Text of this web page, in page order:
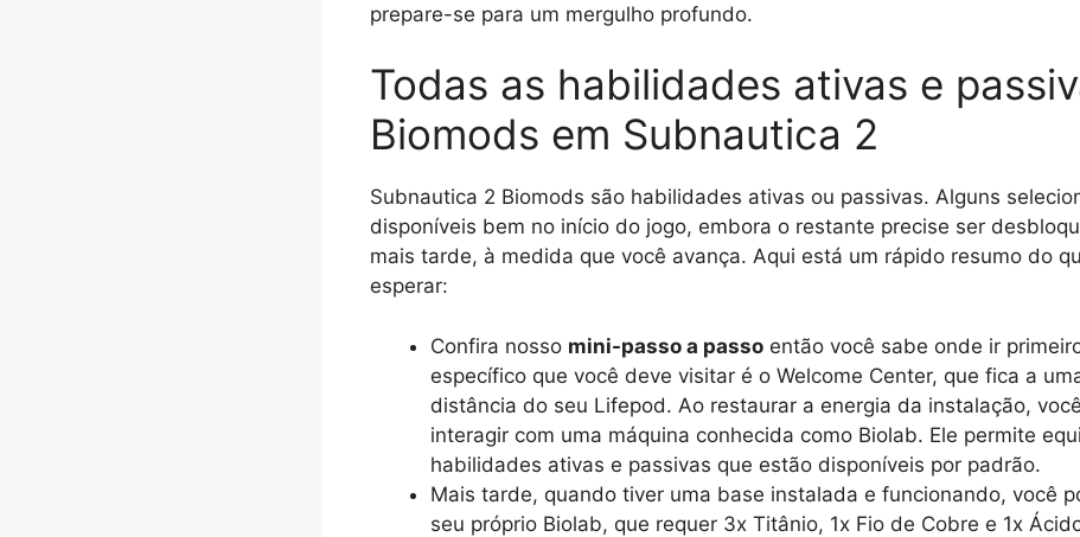
prepare-se para um mergulho profundo.
Todas as habilidades ativas e
Biomods em Subnautica 2
Subnautica 2 Biomods são habilidades ativas ou passivas. Alguns
disponíveis bem no início do jogo, embora o restante precise ser
mais tarde, à medida que você avança. Aqui está um rápido resumo do
esperar:
Confira nosso mini-passo a passo então você sabe onde ir
específico que você deve visitar é o Welcome Center, que fica a
distância do seu Lifepod. Ao restaurar a energia da instalação,
interagir com uma máquina conhecida como Biolab. Ele permite
habilidades ativas e passivas que estão disponíveis por padrão.
Mais tarde, quando tiver uma base instalada e funcionando, você
seu próprio Biolab, que requer 3x Titânio, 1x Fio de Cobre e 1x